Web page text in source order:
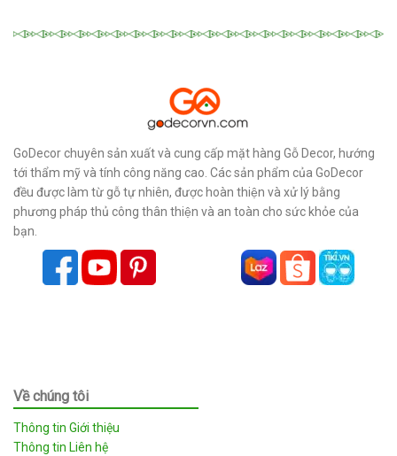
GoDecor chuyên sản xuất và cung cấp mặt hàng Gỗ Decor, hướng
tới thẩm mỹ và tính công năng cao. Các sản phẩm của GoDecor
đều được làm từ gỗ tự nhiên, được hoàn thiện và xử lý bằng
phương pháp thủ công thân thiện và an toàn cho sức khỏe của
bạn.
Về chúng tôi
Thông tin Giới thiệu
Thông tin Liên hệ